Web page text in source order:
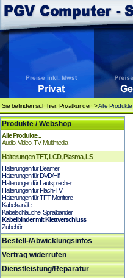
Sie befinden sich hier: Privatkunden >Alle Produkte
Produkte / Webshop
Alle Produkte...
Audio, Video, TV, Multimedia
Halterungen TFT, LCD, Plasma, LS
Halterungen für Beamer
Halterungen für DVD/Hifi
Halterungen für Lautsprecher
Halterungen für Flach-TV
Halterungen für TFT Monitore
Kabelkanäle
Kabelschläuche, Spiralbänder
Kabelbinder mit Klettverschluss
Zubehör
Bestell-/Abwicklungsinfos
Vertrag widerrufen
Dienstleistung/Reparatur